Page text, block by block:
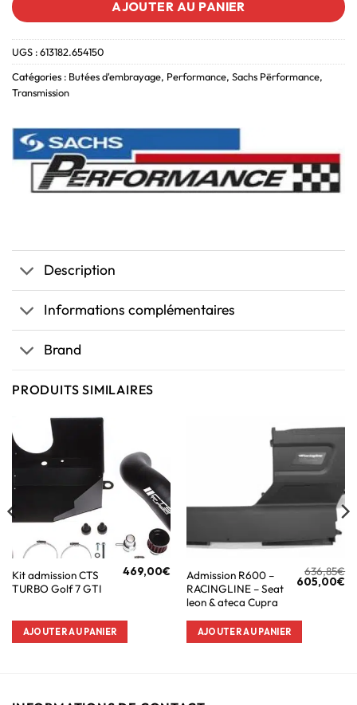
AJOUTER AU PANIER
UGS :613182.654150
Catégories : Butées d'embrayage, Performance, Sachs Përformance,
Transmission
Description
Informations complémentaires
Brand
PRODUITS SIMILAIRES
Kit admission CTS
TURBO Golf 7 GTI
469,00€
AJOUTER AU PANIER
Admission R600 –
RACINGLINE – Seat
leon & ateca Cupra
636,85€
605,00€
AJOUTER AU PANIER